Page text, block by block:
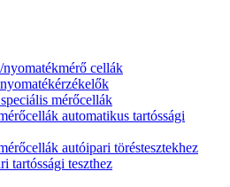
nyomatékmérő cellák
mérőcellák
automatikus tartóssági
autóipari töréstesztekhez
tartóssági teszthez